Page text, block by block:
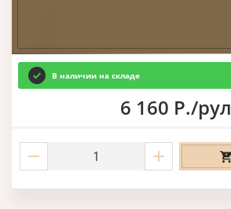
В наличии на складе
6 160 Р./рул